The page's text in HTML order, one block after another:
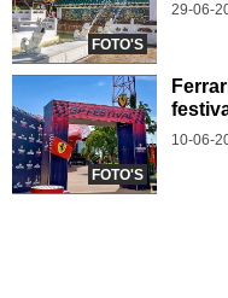
FOTO'S
29-06-
FOTO'S
10-06-